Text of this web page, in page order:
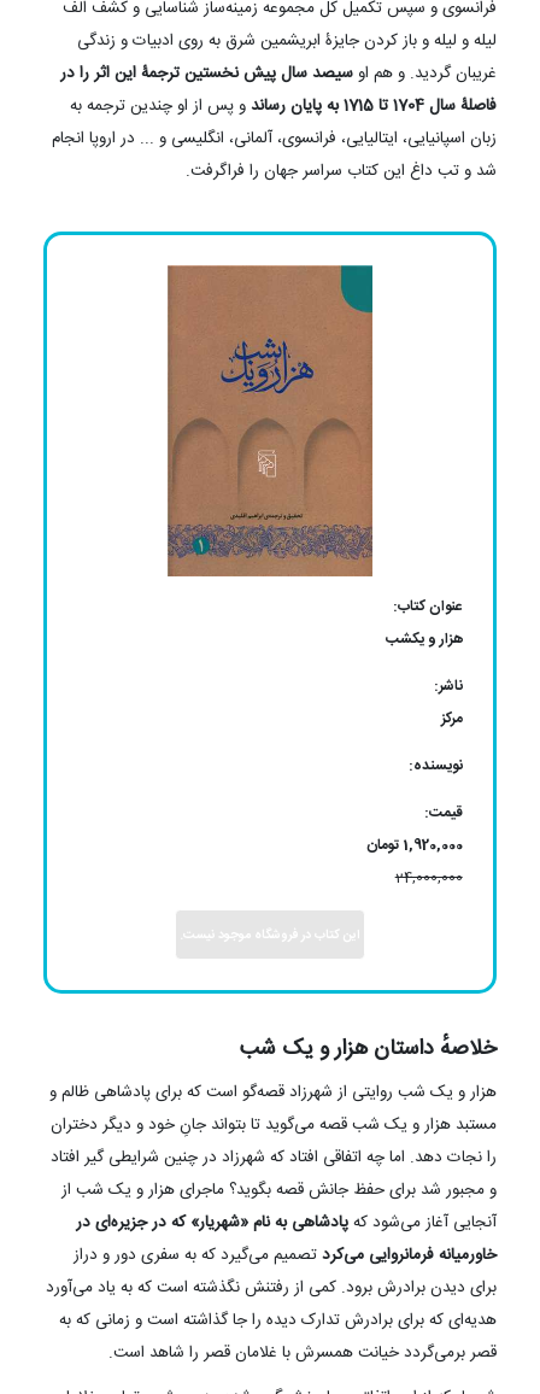
فرانسوی و سپس تکمیل کل مجموعه زمینه‌ساز شناسایی و کشف الف
لیله و لیله و باز کردن جایزۀ ابریشمین شرق به روی ادبیات و زندگی
غریبان گردید. و هم او سیصد سال پیش نخستین ترجمۀ این اثر را در
فاصلۀ سال 1704 تا 1715 به پایان رساند
و پس از او چندین ترجمه به
زبان اسپانیایی، ایتالیایی، فرانسوی، آلمانی،‌ انگلیسی و ... در اروپا انجام
شد و تب داغ این کتاب سراسر جهان را فراگرفت.
عنوان کتاب:
هزار و یکشب
ناشر:
مرکز
نویسنده:
قیمت:
1,920,000 تومان
24,000,000
این کتاب در فروشگاه موجود نیست.
خلاصهٔ داستان هزار و یک شب
هزار و یک شب روایتی از شهرزاد قصه‌گو است که برای پادشاهی ظالم و
مستبد هزار و یک شب قصه می‌گوید تا بتواند جانِ خود و دیگر دختران
را نجات دهد. اما چه اتفاقی افتاد که شهرزاد در چنین شرایطی گیر افتاد
و مجبور شد برای حفظ جانش قصه بگوید؟ ماجرای هزار و یک شب از
آنجایی آغاز می‌شود کهپادشاهی به نام «شهریار» که در جزیره‌ای در
خاورمیانه فرمانروایی می‌کردتصمیم می‌گیرد که به سفری دور و دراز
برای دیدن برادرش برود. کمی از رفتنش نگذشته است که به یاد می‌آورد
هدیه‌ای که برای برادرش تدارک دیده را جا گذاشته است و زمانی که به
قصر برمی‌گردد خیانت همسرش با غلامان قصر را شاهد است.